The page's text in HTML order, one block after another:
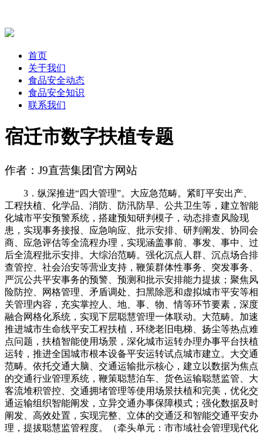
首页
关于我们
食品安全动态
食品安全知识
联系我们
宿迁市数字扶植专题
作者：J9直营集团官方网站
3．纵深推进“四大管理”。大应急范畴。紧盯平安出产、
工程扶植、化学品、消防、防汛防旱、公共卫生等，建立智能
化城市平安预警系统，搭建预知研判模子，动态排查风险现
患，实现事务接报、应急响应、批示安排、研判阐发、协同会
商、应急评估等全流程办理，实现涵盖事前、事发、事中、过
后全流程批示安排。大综治范畴。强化沉点人群、沉点场合排
查管控、社会治安等营业支持，鞭策群体性事务、突发事务、
严沉公共平安事务的预警、预测和批示安排能力提拔；聚焦风
险防控、网格管理、矛盾调处、扫黑除恶和虚拟城市平安等相
关管理内容，充实掌控人、地、事、物、情等环节要素，深度
融合网格化系统，实现下层聪慧管理一体联动。大范畴。加速
推进城市生命线平安工程扶植，环绕老旧电梯、扬尘等热点难
点问题，扶植智能使用场景，深化城市运转办理办事平台扶植
运转，推进全国城市根本设备平安运转试点城市建立。大交通
范畴。依托交通大脑、交通运输批示核心，建立以数据为焦点
的交通行业管理系统，鞭策聪慧泊车、货色运输聪慧监管、大
客流堆积管控、交通拥堵管理等使用场景扶植和完美，优化交
通运输组织智能阐发，立异交通办事保障模式；强化数据及时
阐发、高效处置，实现完整、立体的交通泛和智能交通平安办
理，提拔聪慧监管程度。（牵头单元：市市域社会管理现代化